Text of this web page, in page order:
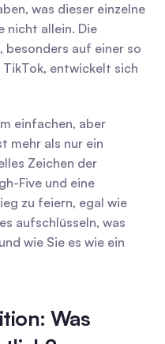
was dieser einzelne
nicht allein. Die
besonders auf einer so
entwickelt sich
einfachen, aber
mehr als nur ein
Zeichen der
Five und eine
zu feiern, egal wie
aufschlüsseln, was
wie Sie es wie ein
Was